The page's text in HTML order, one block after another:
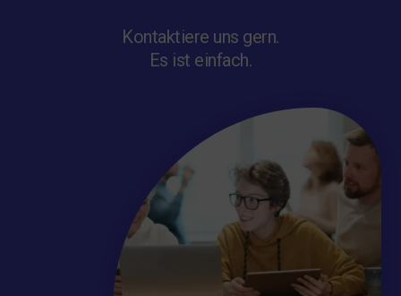
Kontaktiere uns gern.
Es ist einfach.